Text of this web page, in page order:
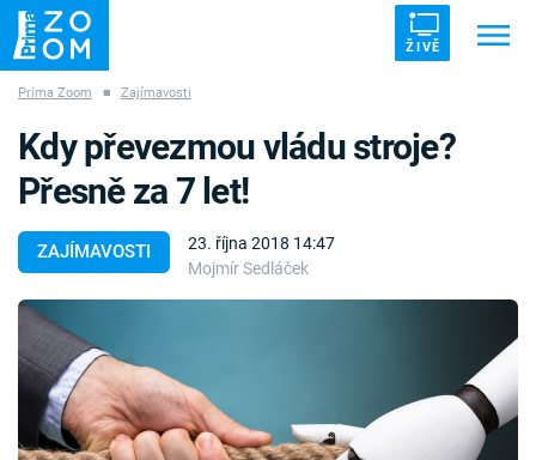
ŽIVĚ
ZÁHADY VETŘELCI DÁVNOVĚKU
Témata
Témata
Pořady
Prima Zoom ■ Zajímavosti
ZAJÍMAVOSTI
23. října 2018 14:47
Mojmír Sedláček
Kdy převezmou vládu stroje?
Přesně za 7 let!